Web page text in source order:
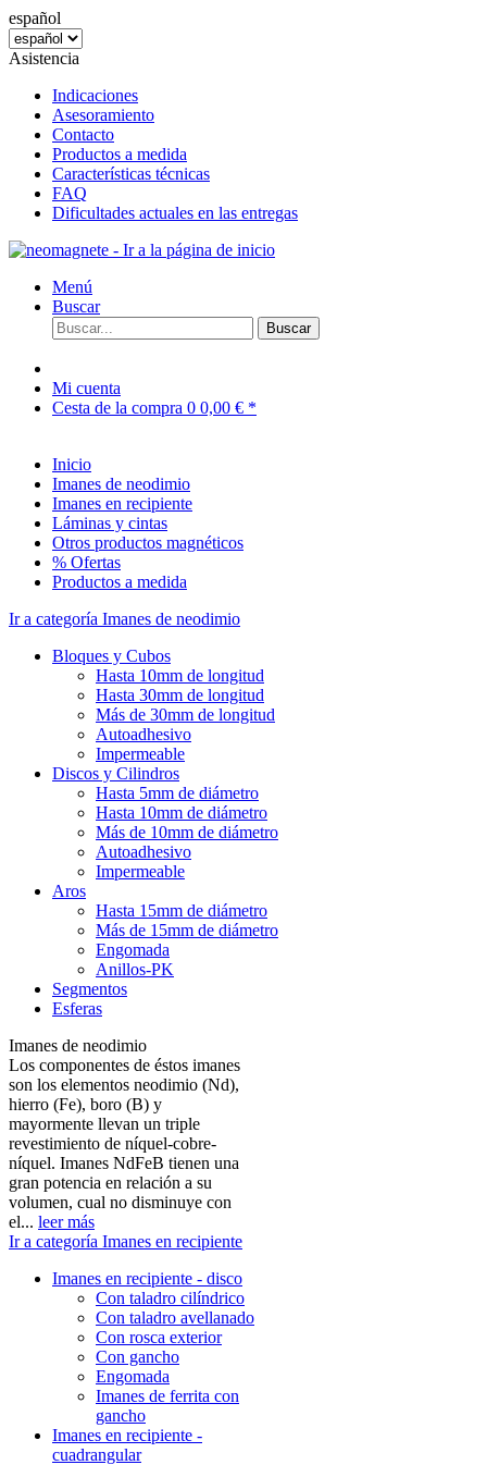
español
Asistencia
Indicaciones
Asesoramiento
Contacto
Productos a medida
Características técnicas
FAQ
Dificultades actuales en las entregas
Menú
Buscar
Buscar
Mi cuenta
Cesta de la compra 0 0,00 € *
Inicio
Imanes de neodimio
Imanes en recipiente
Láminas y cintas
Otros productos magnéticos
% Ofertas
Productos a medida
Ir a categoría Imanes de neodimio
Bloques y Cubos
Hasta 10mm de longitud
Hasta 30mm de longitud
Más de 30mm de longitud
Autoadhesivo
Impermeable
Discos y Cilindros
Hasta 5mm de diámetro
Hasta 10mm de diámetro
Más de 10mm de diámetro
Autoadhesivo
Impermeable
Aros
Hasta 15mm de diámetro
Más de 15mm de diámetro
Engomada
Anillos-PK
Segmentos
Esferas
Imanes de neodimio
Los componentes de éstos imanes
son los elementos neodimio (Nd),
hierro (Fe), boro (B) y
mayormente llevan un triple
revestimiento de níquel-cobre-
níquel. Imanes NdFeB tienen una
gran potencia en relación a su
volumen, cual no disminuye con
el... leer más
Ir a categoría Imanes en recipiente
Imanes en recipiente - disco
Con taladro cilíndrico
Con taladro avellanado
Con rosca exterior
Con gancho
Engomada
Imanes de ferrita con
gancho
Imanes en recipiente -
cuadrangular